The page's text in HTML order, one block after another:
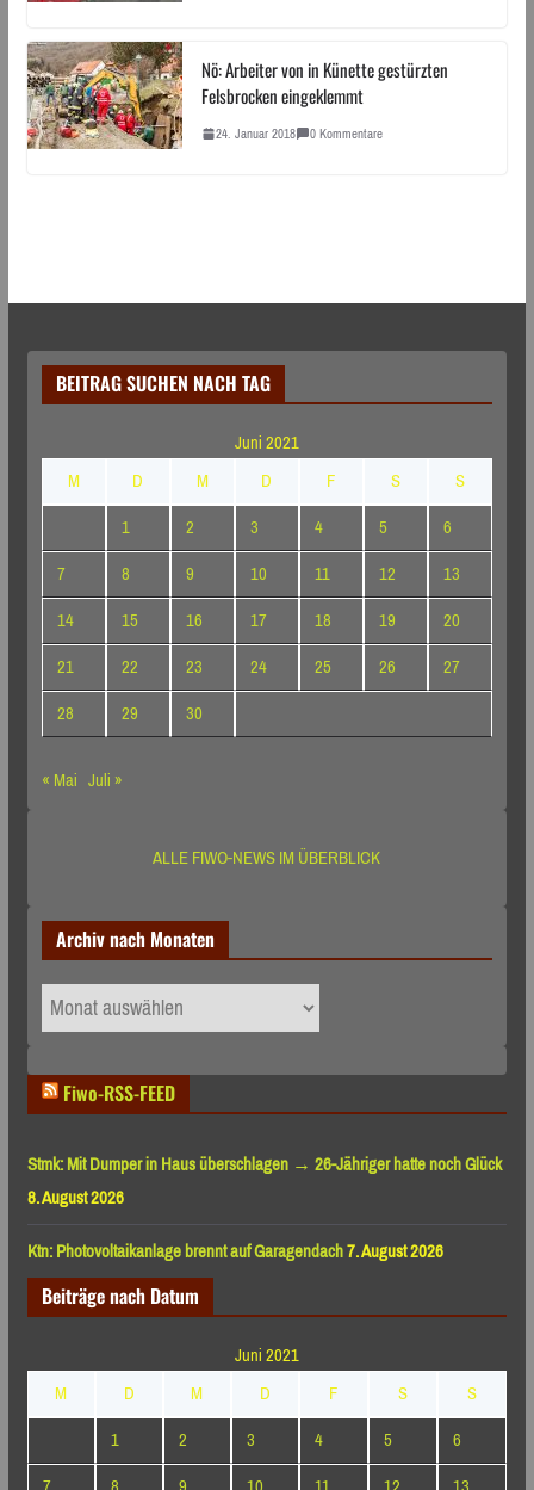
Nö: Arbeiter von in Künette gestürzten
Felsbrocken eingeklemmt
24. Januar 2018 0 Kommentare
BEITRAG SUCHEN NACH TAG
Juni 2021
M
D M D F S
S
1
2 3 4 5
6
7
8 9 10 11 12
13
14
15 16 17 18 19
20
21
22 23 24 25 26
27
28
29
30
« Mai Juli »
ALLE FIWO-NEWS IM ÜBERBLICK
Archiv nach Monaten
Archiv
nach
Fiwo-RSS-FEED
Stmk: Mit Dumper in Haus überschlagen → 26-Jähriger hatte noch Glück
8. August 2026
Ktn: Photovoltaikanlage brennt auf Garagendach7. August 2026
Beiträge nach Datum
Juni 2021
M
D M D F S
S
1
2 3 4 5
6